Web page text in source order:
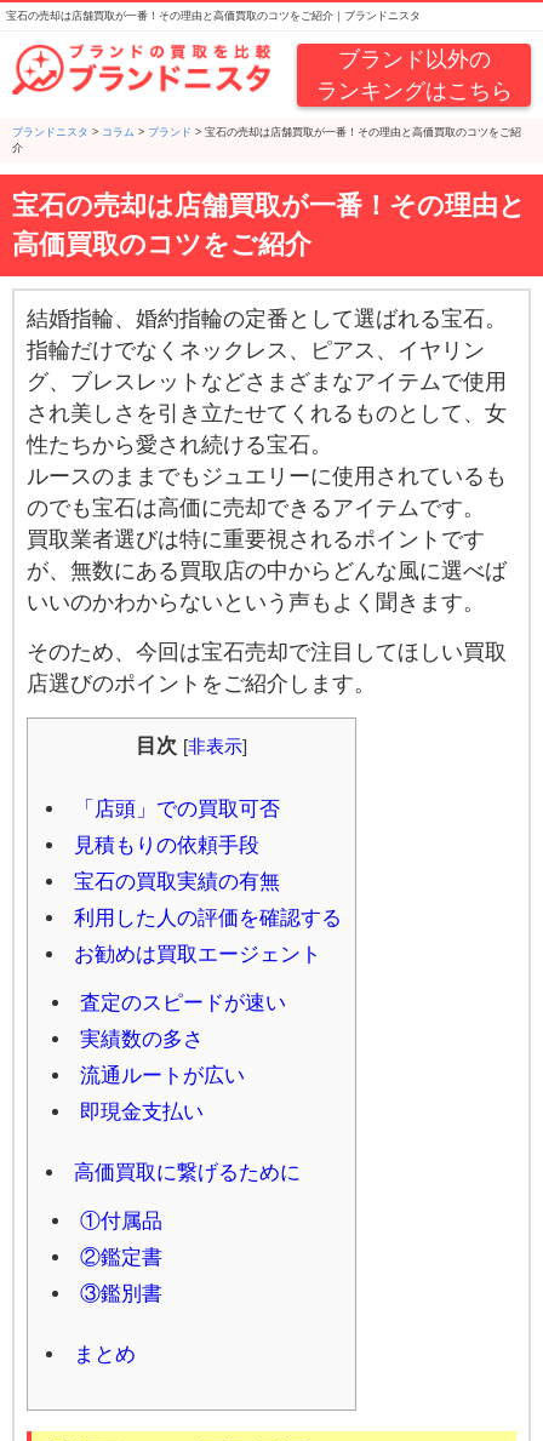
宝石の売却は店舗買取が一番！その理由と高価買取のコツをご紹介｜ブランドニスタ
ブランド以外の
ランキングはこちら
ブランドニスタ > コラム > ブランド > 宝石の売却は店舗買取が一番！その理由と高価買取のコツをご紹
介
宝石の売却は店舗買取が一番！その理由と
高価買取のコツをご紹介
結婚指輪、婚約指輪の定番として選ばれる宝石。
指輪だけでなくネックレス、ピアス、イヤリン
グ、ブレスレットなどさまざまなアイテムで使用
され美しさを引き立たせてくれるものとして、女
性たちから愛され続ける宝石。
ルースのままでもジュエリーに使用されているも
のでも宝石は高価に売却できるアイテムです。
買取業者選びは特に重要視されるポイントです
が、無数にある買取店の中からどんな風に選べば
いいのかわからないという声もよく聞きます。
そのため、今回は宝石売却で注目してほしい買取
店選びのポイントをご紹介します。
目次 [非表示]
「店頭」での買取可否
見積もりの依頼手段
宝石の買取実績の有無
利用した人の評価を確認する
お勧めは買取エージェント
査定のスピードが速い
実績数の多さ
流通ルートが広い
即現金支払い
高価買取に繋げるために
①付属品
②鑑定書
③鑑別書
まとめ